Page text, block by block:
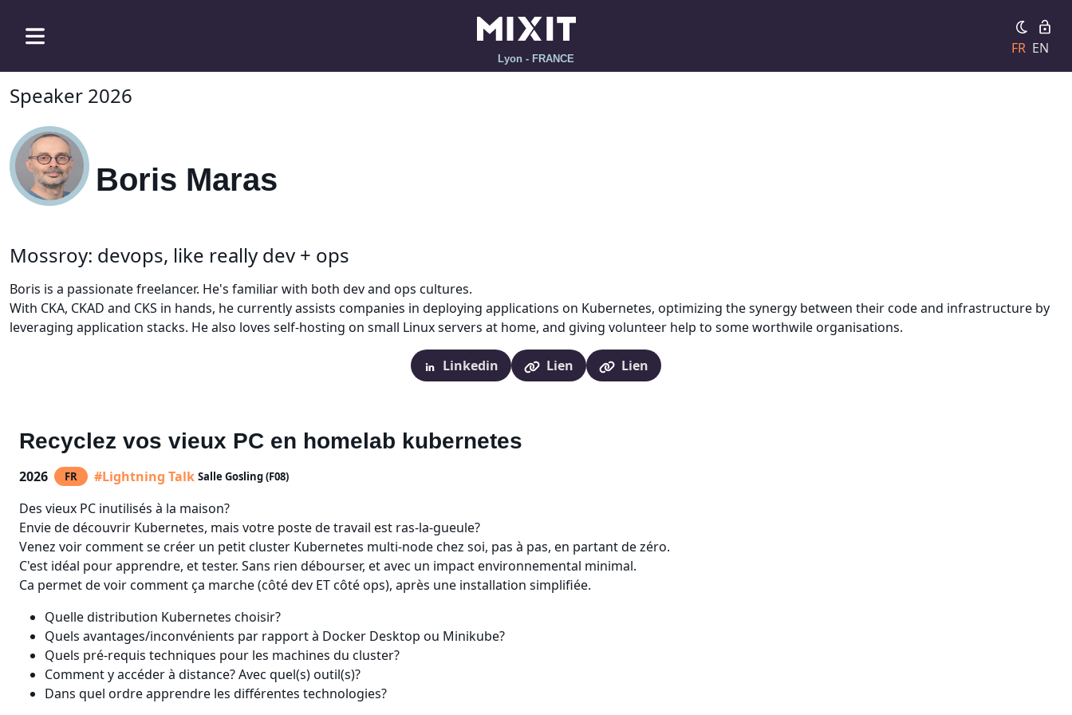
Lyon - FRANCE
FR EN
Speaker 2026
Boris Maras
Mossroy: devops, like really dev + ops
Boris is a passionate freelancer. He's familiar with both dev and ops cultures.
With CKA, CKAD and CKS in hands, he currently assists companies in deploying applications on Kubernetes, optimizing the synergy between their code and infrastructure by
leveraging application stacks. He also loves self-hosting on small Linux servers at home, and giving volunteer help to some worthwile organisations.
Linkedin Lien Lien
Recyclez vos vieux PC en homelab kubernetes
2026 FR #Lightning Talk Salle Gosling (F08)
Des vieux PC inutilisés à la maison?
Envie de découvrir Kubernetes, mais votre poste de travail est ras-la-gueule?
Venez voir comment se créer un petit cluster Kubernetes multi-node chez soi, pas à pas, en partant de zéro.
C'est idéal pour apprendre, et tester. Sans rien débourser, et avec un impact environnemental minimal.
Ca permet de voir comment ça marche (côté dev ET côté ops), après une installation simplifiée.
Quelle distribution Kubernetes choisir?
Quels avantages/inconvénients par rapport à Docker Desktop ou Minikube?
Quels pré-requis techniques pour les machines du cluster?
Comment y accéder à distance? Avec quel(s) outil(s)?
Dans quel ordre apprendre les différentes technologies?